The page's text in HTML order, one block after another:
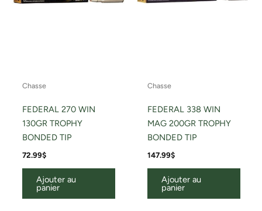
Chasse
FEDERAL 270 WIN
130GR TROPHY
BONDED TIP
72.99$
Ajouter au
panier
Chasse
FEDERAL 338 WIN
MAG 200GR TROPHY
BONDED TIP
147.99$
Ajouter au
panier